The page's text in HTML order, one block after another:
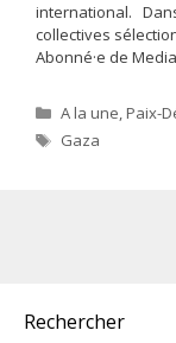
international.
collectives
Abonné·e de
Catégories
A la une,Paix-
Étiquettes
Gaza
Rechercher